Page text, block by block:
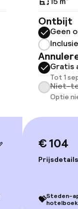
Ontbijt
Geen
Gratis
Tot 1
Niet-
Optie
€ 104
Prijsdetails
💝Steden-